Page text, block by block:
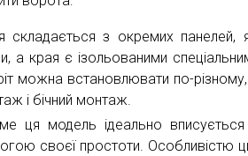
складається з окремих панелей,
а края є ізольованими
можна встановлювати по-
і бічний монтаж.
ця модель ідеально
своєї простоти. Особливістю